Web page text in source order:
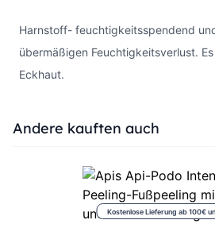
Harnstoff- feuchtigkeitsspendend
übermäßigen Feuchtigkeitsverlust.
Eckhaut.
Press to skip carousel
Andere kauften auch
Kostenlose Lieferung ab 100€